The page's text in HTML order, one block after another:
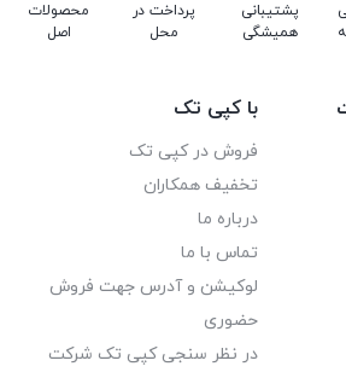
پشتیبانی
همیشگی
پرداخت در
محل
محصولات
اصل
با کپی تک
فروش در کپی تک
تخفیف همکاران
درباره ما
تماس با ما
لوکیشن و آدرس جهت فروش
حضوری
در نظر سنجی کپی تک شرکت